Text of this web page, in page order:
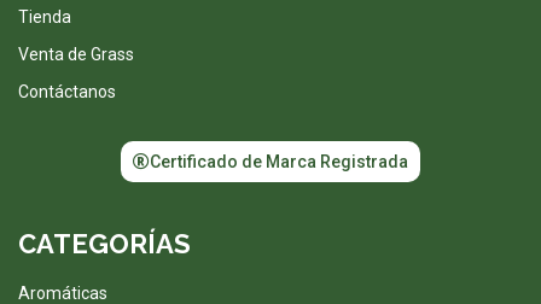
Tienda
Venta de Grass
Contáctanos
Certificado de Marca Registrada
CATEGORÍAS
Aromáticas